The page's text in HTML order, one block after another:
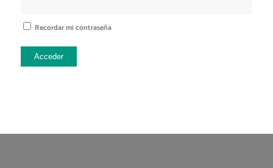
Recordar mi contraseña
Acceder